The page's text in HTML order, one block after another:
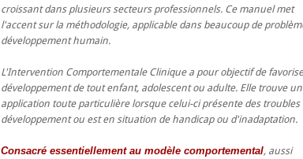
croissant dans plusieurs secteurs professionnels. Ce manuel met
l'accent sur la méthodologie, applicable dans beaucoup de
développement humain.
L'Intervention Comportementale Clinique a pour objectif de
développement de tout enfant, adolescent ou adulte. Elle trouve
application toute particulière lorsque celui-ci présente des troubles
développement ou est en situation de handicap ou d'inadaptation.
Consacré essentiellement au modèle comportemental, aussi